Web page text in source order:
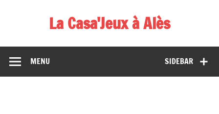
La Casa'Jeux à Alès
démos et de tournois
SIDEBAR
MENU